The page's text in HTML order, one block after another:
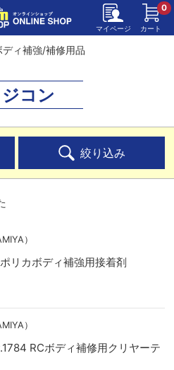
マイページ カート
0
ディ補強/補修用品
コン
絞り込み
）
ヤ RCポリカボディ補強用接着剤
）
RCボディ補修用クリヤーテ